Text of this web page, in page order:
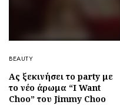
BEAUTY
Ας ξεκινήσει το party με
το νέο άρωμα “I Want
Choo” του Jimmy Choo